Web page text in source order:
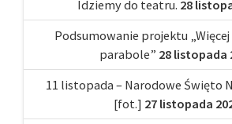
Idziemy do teatru. 28
Podsumowanie projektu
parabole” 28 listopada
11 listopada – Narodowe Święto
[fot.] 27 listopada